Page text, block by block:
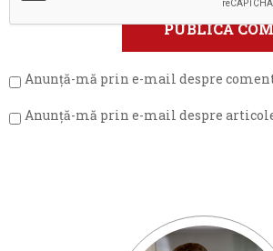
Anunță-mă prin e-mail despre
Anunță-mă prin e-mail despre